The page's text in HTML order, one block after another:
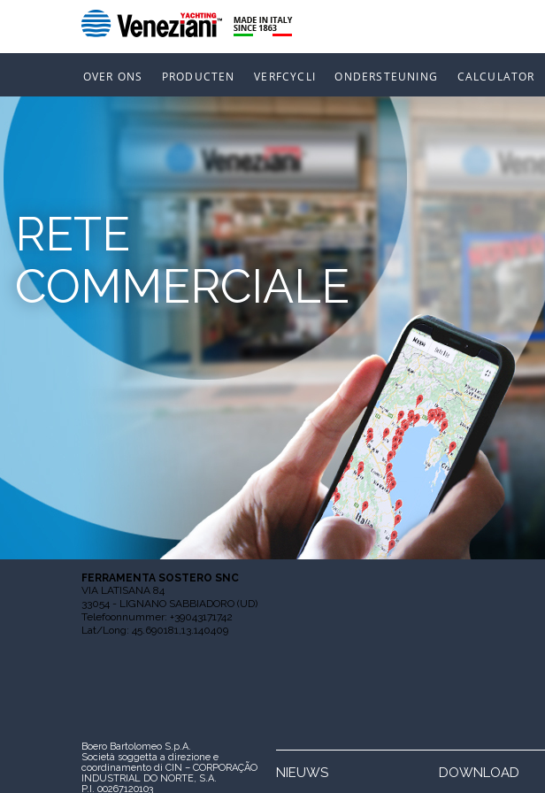
OVER ONS PRODUCTEN VERFCYCLI ONDERSTEUNING CALCULATOR
RETE
COMMERCIALE
FERRAMENTA SOSTERO SNC
VIA LATISANA 84
33054 - LIGNANO SABBIADORO (UD)
Telefoonnummer: +39043171742
Lat/Long: 45.690181,13.140409
Boero Bartolomeo S.p.A.
Società soggetta a direzione e
coordinamento di CIN – CORPORAÇÃO
INDUSTRIAL DO NORTE, S.A.
P.I. 00267120103
NIEUWS DOWNLOAD